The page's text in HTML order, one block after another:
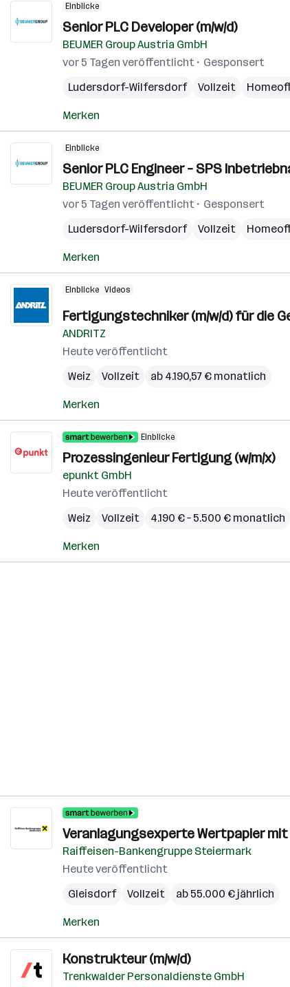
Einblicke
Senior PLC Developer (m/w/d)
BEUMER Group Austria GmbH
vor 5 Tagen veröffentlicht
Gesponsert
Ludersdorf-Wilfersdorf
Vollzeit
Merken
Einblicke
Senior PLC Engineer – SPS
BEUMER Group Austria GmbH
vor 5 Tagen veröffentlicht
Gesponsert
Ludersdorf-Wilfersdorf
Vollzeit
Merken
Einblicke Videos
Fertigungstechniker (m/w/d) für die
ANDRITZ
Heute veröffentlicht
Weiz
Vollzeit ab 4.190,57 € monatlich
Merken
Einblicke
Prozessingenieur Fertigung (w/m/x)
epunkt GmbH
Heute veröffentlicht
Weiz
Vollzeit 4.190 € – 5.500 € monatlich
Merken
Veranlagungsexperte Wertpapier
Raiffeisen-Bankengruppe Steiermark
Heute veröffentlicht
Gleisdorf
Vollzeit ab 55.000 € jährlich
Merken
Konstrukteur (m/w/d)
Trenkwalder Personaldienste GmbH